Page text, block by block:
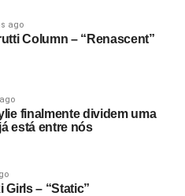
ago
Column – “Renascent”
finalmente dividem uma
está entre nós
Girls – “Static”